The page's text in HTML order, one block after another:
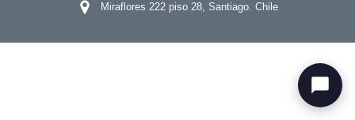
Miraflores 222 piso 28, Santiago. Chile